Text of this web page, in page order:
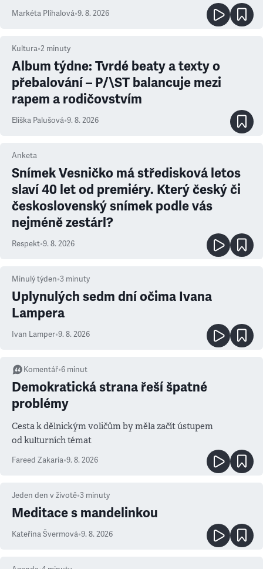
Markéta Plíhalová•9. 8. 2026
Kultura•2 minuty
Album týdne: Tvrdé beaty a texty o
přebalování – P/\ST balancuje mezi
rapem a rodičovstvím
Eliška Palušová•9. 8. 2026
Anketa
Snímek Vesničko má středisková letos
slaví 40 let od premiéry. Který český či
československý snímek podle vás
nejméně zestárl?
Respekt•9. 8. 2026
Minulý týden•3 minuty
Uplynulých sedm dní očima Ivana
Lampera
Ivan Lamper•9. 8. 2026
Komentář•6 minut
Demokratická strana řeší špatné
problémy
Cesta k dělnickým voličům by měla začít ústupem
od kulturních témat
Fareed Zakaria•9. 8. 2026
Jeden den v životě•3 minuty
Meditace s mandelinkou
Kateřina Švermová•9. 8. 2026